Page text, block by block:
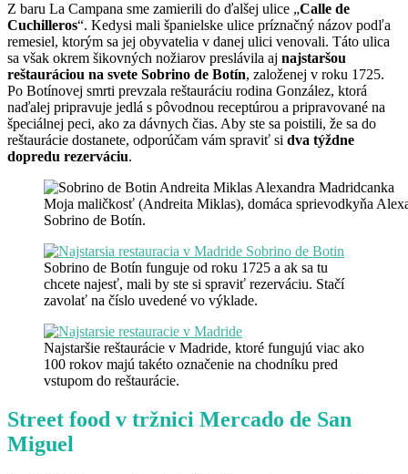
Z baru La Campana sme zamierili do ďalšej ulice „Calle de
Cuchilleros“. Kedysi mali španielske ulice príznačný názov podľa
remesiel, ktorým sa jej obyvatelia v danej ulici venovali. Táto ulica
sa však okrem šikovných nožiarov preslávila aj najstaršou
reštauráciou na svete Sobrino de Botín, založenej v roku 1725.
Po Botínovej smrti prevzala reštauráciu rodina González, ktorá
naďalej pripravuje jedlá s pôvodnou receptúrou a pripravované na
špeciálnej peci, ako za dávnych čias. Aby ste sa poistili, že sa do
reštaurácie dostanete, odporúčam vám spraviť si dva týždne
dopredu rezerváciu.
Moja maličkosť (Andreita Miklas), domáca sprievodkyňa
Sobrino de Botín.
Sobrino de Botín funguje od roku 1725 a ak sa tu
chcete najesť, mali by ste si spraviť rezerváciu. Stačí
zavolať na číslo uvedené vo výklade.
Najstaršie reštaurácie v Madride, ktoré fungujú viac ako
100 rokov majú takéto označenie na chodníku pred
vstupom do reštaurácie.
Street food v tržnici Mercado de San
Miguel